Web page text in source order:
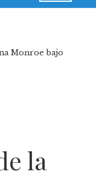
Monroe bajo
la